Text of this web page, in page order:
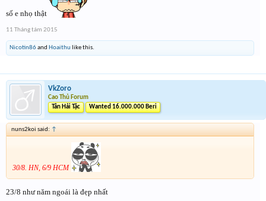
số e nhọ thật
11 Tháng tám 2015
Nicotin86and Hoaithu like this.
VkZoro
Cao Thủ Forum
Tân Hải Tặc
Wanted 16.000.000 Beri
nuns2koi said: ↑
30/8. HN, 6/9 HCM
23/8 như năm ngoái là đẹp nhất